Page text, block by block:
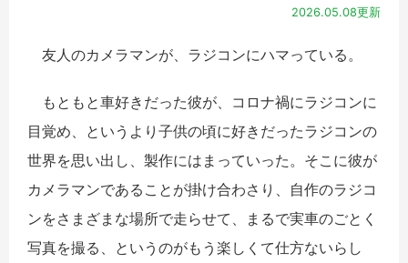
2026.05.08更新
友人のカメラマンが、ラジコンにハマっている。
もともと車好きだった彼が、コロナ禍にラジコンに
目覚め、というより子供の頃に好きだったラジコンの
世界を思い出し、製作にはまっていった。そこに彼が
カメラマンであることが掛け合わさり、自作のラジコ
ンをさまざまな場所で走らせて、まるで実車のごとく
写真を撮る、というのがもう楽しくて仕方ないらし